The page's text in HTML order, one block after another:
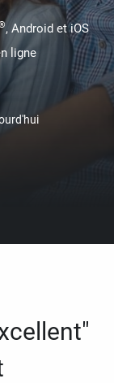
, Android et iOS
ligne